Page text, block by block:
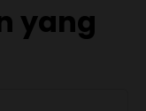
yang